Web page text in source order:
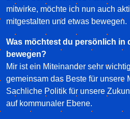
mitwirke, möchte ich nun auch
mitgestalten und etwas bewegen.
Was möchtest du persönlich in
bewegen?
Mir ist ein Miteinander sehr
gemeinsam das Beste für unsere
Sachliche Politik für unsere
auf kommunaler Ebene.